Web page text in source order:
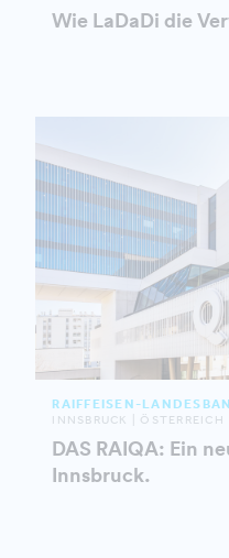
Wie LaDaDi die
RAIFFEISEN-
INNSBRUCK | ÖSTERREICH
DAS RAIQA: Ein
Innsbruck.